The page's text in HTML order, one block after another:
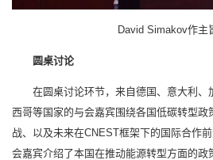
David Simakov作主
圆桌讨论
在圆桌讨论环节，来自德国、意大利
西哥等国家的与会嘉宾围绕各国低碳转型政
战、以及未来在CNEST框架下的国际合作
会嘉宾介绍了本国在推动能源转型方面的政